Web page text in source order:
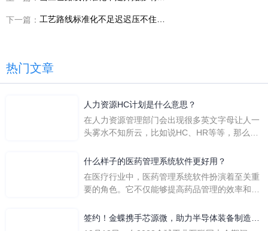
下一篇：
热门文章
人力资源HC计划是什么意思？
在人力资源管理部门会出现很多英文字母让人一
头雾水不知所云，比如说HC、HR等等，那么它
么呢？
什么样子的医药管理系统软件更好用？
在医疗行业中，医药管理系统软件扮演着至关重
要的角色。它不仅能够提高药品管理的效率和准
一个好用的医药管理系统软件应具备以下特点。
签约！金蝶携手芯源微，助力半导体装备制造领